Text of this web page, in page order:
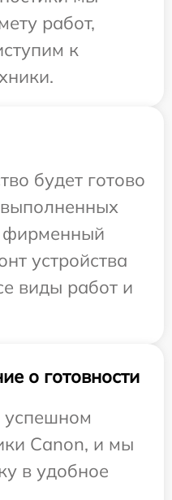
работ,
к
будет готово
фирменный
устройства
виды работ и
о готовности
Canon, и мы
в удобное